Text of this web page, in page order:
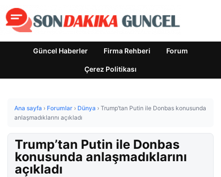
Güncel Haberler Firma Rehberi Forum
Çerez Politikası
Ana sayfa › Forumlar › Dünya › Trump’tan Putin ile Donbas konusunda
anlaşmadıklarını açıkladı
Trump’tan Putin ile Donbas
konusunda anlaşmadıklarını
açıkladı